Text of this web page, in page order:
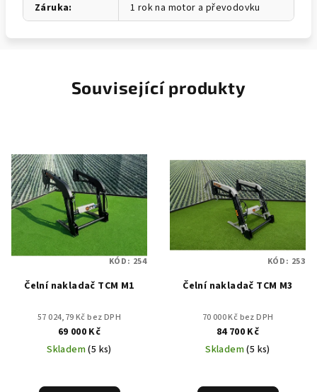
Záruka: 1 rok na motor a převodovku
Související produkty
Čelní nakladač TCM M1
57 024,79 Kč bez DPH
69 000 Kč
Skladem(5 ks)
KÓD: 254
Čelní nakladač TCM M3
70 000 Kč bez DPH
84 700 Kč
Skladem(5 ks)
KÓD: 253